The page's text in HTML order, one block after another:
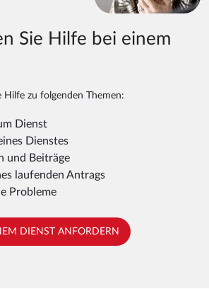
Sie Hilfe bei einem
Hilfe zu folgenden Themen:
Dienst
Dienstes
und Beiträge
laufenden Antrags
Probleme
DIENST ANFORDERN